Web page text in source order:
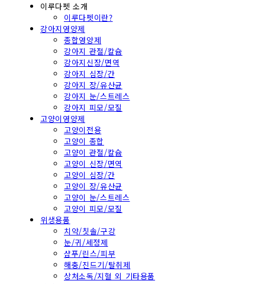
이루다펫 소개
이루다펫이란?
강아지영양제
종합영양제
강아지 관절/칼슘
강아지신장/면역
강아지 심장/간
강아지 장/유산균
강아지 눈/스트레스
강아지 피모/모질
고양이영양제
고양이전용
고양이 종합
고양이 관절/칼슘
고양이 신장/면역
고양이 심장/간
고양이 장/유산균
고양이 눈/스트레스
고양이 피모/모질
위생용품
치약/칫솔/구강
눈/귀/세정제
샴푸/린스/피부
해충/진드기/탈취제
상처소독/지혈 외 기타용품